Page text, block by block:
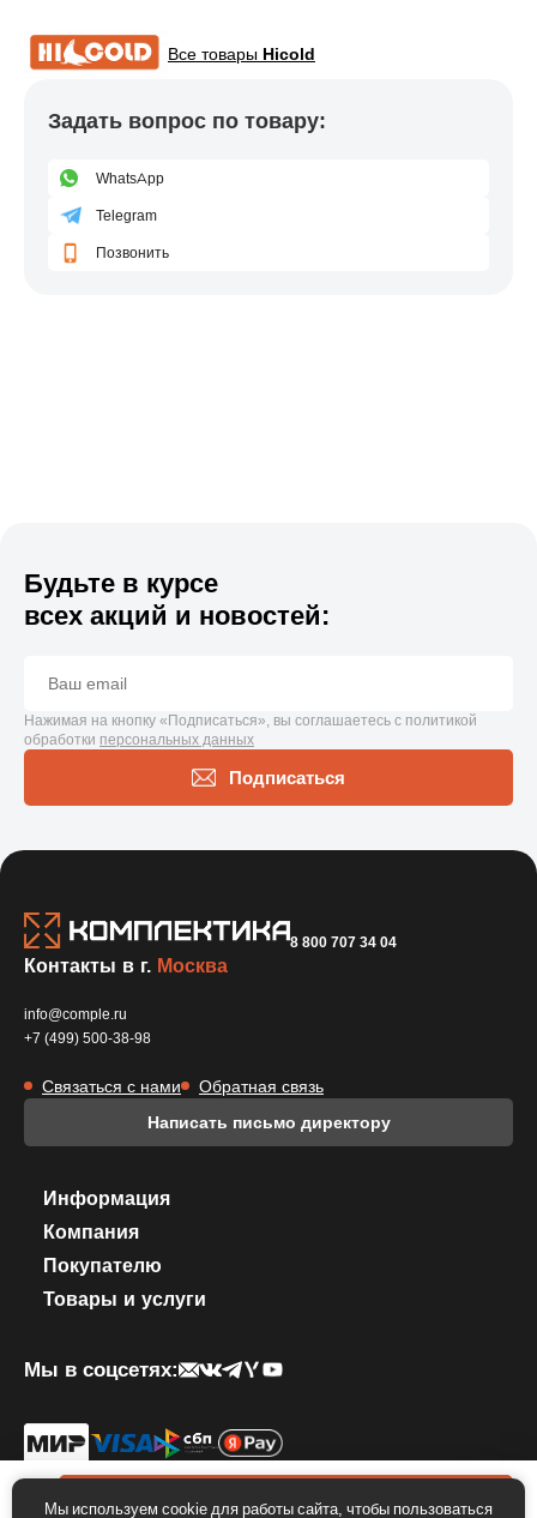
Все товары Hicold
Задать вопрос по товару:
WhatsApp
Telegram
Позвонить
0 ₽ В корзину
Будьте в курсе
всех акций и новостей:
Нажимая на кнопку «Подписаться», вы соглашаетесь с политикой
обработки персональных данных
Подписаться
8 800 707 34 04
Написать письмо директору
Информация
Компания
Покупателю
Товары и услуги
Контакты в г. Москва
info@comple.ru
+7 (499) 500-38-98
Связаться с нами Обратная связь
© 2026 КОМПЛЕКТИКА. Все права защищены.Политика
Мы в соцсетях:
Мы используем cookie для работы сайта, чтобы пользоваться